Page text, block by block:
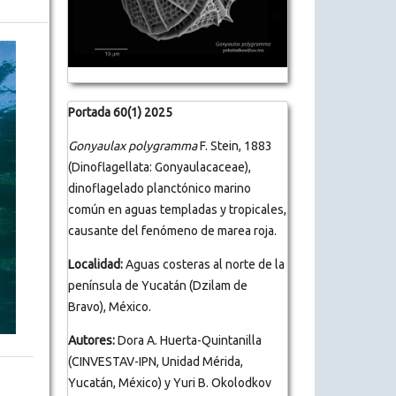
Portada 60(1) 2025
Gonyaulax polygrammaF. Stein, 1883
(Dinoflagellata: Gonyaulacaceae),
dinoflagelado planctónico marino
común en aguas templadas y tropicales,
causante del fenómeno de marea roja.
Localidad:Aguas costeras al norte de la
península de Yucatán (Dzilam de
Bravo), México.
Autores:Dora A. Huerta-Quintanilla
(CINVESTAV-IPN, Unidad Mérida,
Yucatán, México) y Yuri B. Okolodkov